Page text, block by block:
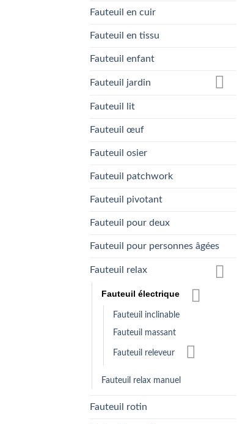
Fauteuil en cuir
Fauteuil en tissu
Fauteuil enfant
Fauteuil jardin
Fauteuil lit
Fauteuil œuf
Fauteuil osier
Fauteuil patchwork
Fauteuil pivotant
Fauteuil pour deux
Fauteuil pour personnes âgées
Fauteuil relax
Fauteuil électrique
Fauteuil inclinable
Fauteuil massant
Fauteuil releveur
Fauteuil relax manuel
Fauteuil rotin